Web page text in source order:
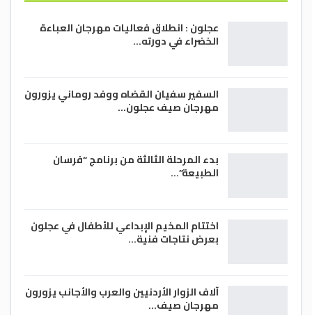
عجلون : انطلاق فعاليات مهرجان العباءة
الخضراء في دورته…
السفير سفيان القضاه ووفد روماني يزورون
مهرجان صيف عجلون…
بدء المرحلة الثالثة من برنامج “فرسان
الطبيعة”…
اختتام المخيم الإبداعي للأطفال في عجلون
بعرض نتاجات فنية…
آلاف الزوار الأردنيين والعرب والأجانب يزورون
مهرجان صيف…